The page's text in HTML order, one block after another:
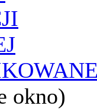
okno)